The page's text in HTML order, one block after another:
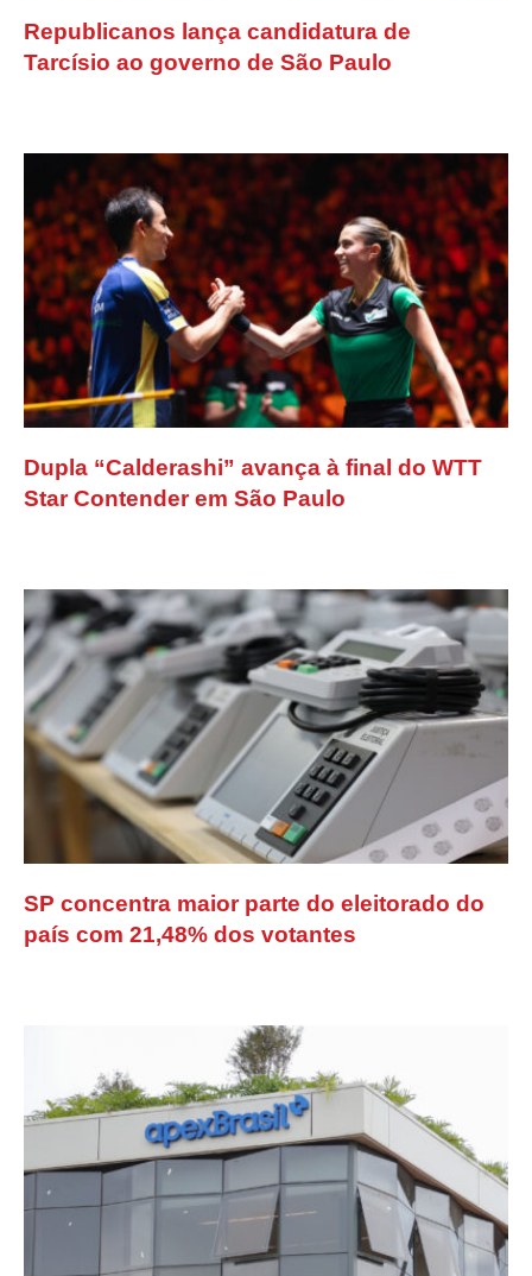
Republicanos lança candidatura de
Tarcísio ao governo de São Paulo
Dupla “Calderashi” avança à final do WTT
Star Contender em São Paulo
SP concentra maior parte do eleitorado do
país com 21,48% dos votantes